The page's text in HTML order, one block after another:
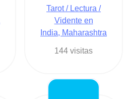
Tarot / Lectura /
Vidente en
India, Maharashtra
144 visitas